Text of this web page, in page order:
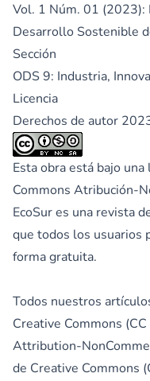
Vol. 1 Núm. 01 (2023):
Desarrollo Sostenible
Sección
ODS 9: Industria,
Licencia
Derechos de autor
Esta obra está bajo
Commons Atribución-
EcoSur es una revista
que todos los usuarios
forma gratuita.
Todos nuestros
Creative Commons
Attribution-
de Creative Commons